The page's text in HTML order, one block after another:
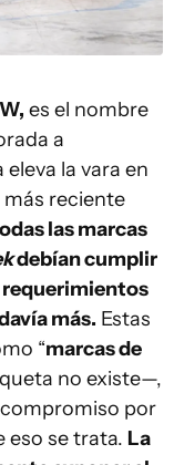
es el nombre
a
la vara en
más reciente
las marcas
debían cumplir
más. Estas
“marcas de
no existe—,
por
eso se trata. La